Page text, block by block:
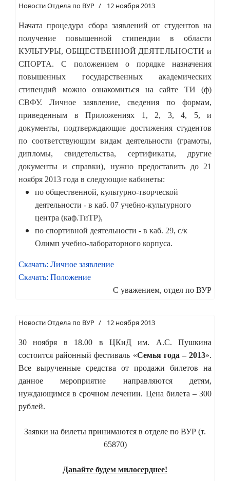
Новости Отдела по ВУР 12 ноября 2013
Начата процедура сбора заявлений от студентов на
получение повышенной стипендии в области
КУЛЬТУРЫ, ОБЩЕСТВЕННОЙ ДЕЯТЕЛЬНОСТИ и
СПОРТА. С положением о порядке назначения
повышенных государственных академических
стипендий можно ознакомиться на сайте ТИ (ф)
СВФУ. Личное заявление, сведения по формам,
приведенным в Приложениях 1, 2, 3, 4, 5, и
документы, подтверждающие достижения студентов
по соответствующим видам деятельности (грамоты,
дипломы, свидетельства, сертификаты, другие
документы и справки), нужно предоставить до 21
ноября 2013 года в следующие кабинеты:
по общественной, культурно-творческой
деятельности - в каб. 07 учебно-культурного
центра (каф.ТиТР),
по спортивной деятельности - в каб. 29, с/к
Олимп учебно-лабораторного корпуса.
Скачать: Личное заявление
Скачать: Положение
С уважением, отдел по ВУР
Новости Отдела по ВУР 12 ноября 2013
30 ноября в 18.00 в ЦКиД им. А.С. Пушкина
состоится районный фестиваль «Семья года – 2013».
Все вырученные средства от продажи билетов на
данное мероприятие направляются детям,
нуждающимся в срочном лечении. Цена билета – 300
рублей.
Заявки на билеты принимаются в отделе по ВУР (т.
65870)
Давайте будем милосерднее!